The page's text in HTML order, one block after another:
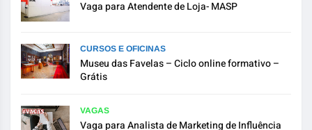
Vaga para Atendente de Loja- MASP
CURSOS E OFICINAS
Museu das Favelas – Ciclo online formativo –
Grátis
VAGAS
Vaga para Analista de Marketing de Influência